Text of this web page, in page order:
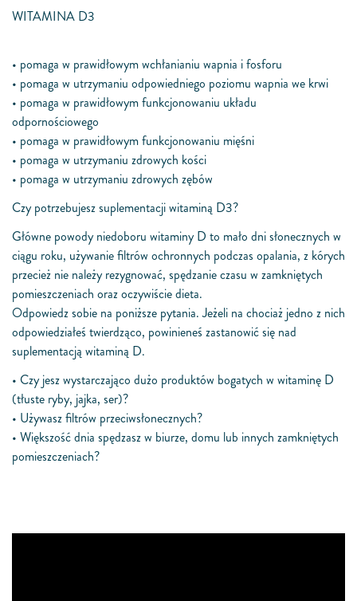
WITAMINA D3
• pomaga w prawidłowym wchłanianiu wapnia i fosforu
• pomaga w utrzymaniu odpowiedniego poziomu wapnia we krwi
• pomaga w prawidłowym funkcjonowaniu układu
odpornościowego
• pomaga w prawidłowym funkcjonowaniu mięśni
• pomaga w utrzymaniu zdrowych kości
• pomaga w utrzymaniu zdrowych zębów
Czy potrzebujesz suplementacji witaminą D3?
Główne powody niedoboru witaminy D to mało dni słonecznych w
ciągu roku, używanie filtrów ochronnych podczas opalania, z kórych
przecież nie należy rezygnować, spędzanie czasu w zamkniętych
pomieszczeniach oraz oczywiście dieta.
Odpowiedz sobie na poniższe pytania. Jeżeli na chociaż jedno z nich
odpowiedziałeś twierdząco, powinieneś zastanowić się nad
suplementacją witaminą D.
• Czy jesz wystarczająco dużo produktów bogatych w witaminę D
(tłuste ryby, jajka, ser)?
• Używasz filtrów przeciwsłonecznych?
• Większość dnia spędzasz w biurze, domu lub innych zamkniętych
pomieszczeniach?